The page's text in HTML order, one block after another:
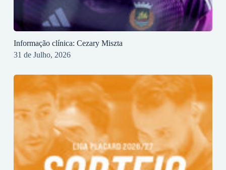
Informação clínica: Cezary Miszta
31 de Julho, 2026